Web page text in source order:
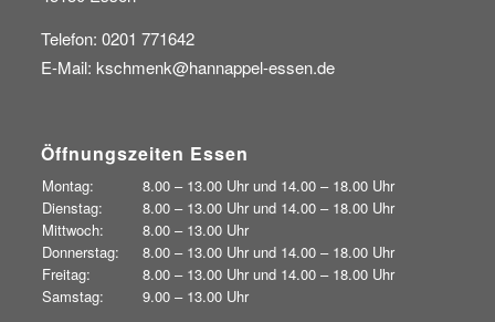
Telefon: 0201 771642
E-Mail: kschmenk@hannappel-essen.de
Öffnungszeiten Essen
Montag: 8.00 – 13.00 Uhr und 14.00 – 18.00 Uhr
Dienstag:
8.00 – 13.00 Uhr und 14.00 – 18.00 Uhr
Mittwoch:
8.00 – 13.00 Uhr
Donnerstag:
8.00 – 13.00 Uhr und 14.00 – 18.00 Uhr
Freitag:
8.00 – 13.00 Uhr und 14.00 – 18.00 Uhr
Samstag:
9.00 – 13.00 Uhr